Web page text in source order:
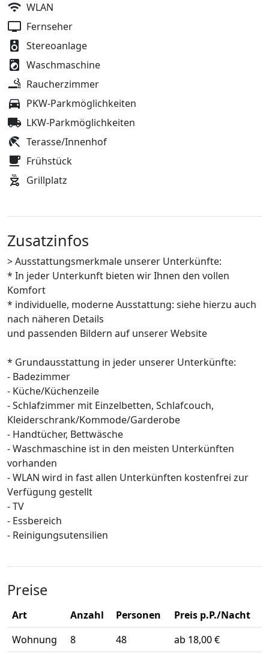
WLAN
Fernseher
Stereoanlage
Waschmaschine
Raucherzimmer
PKW-Parkmöglichkeiten
LKW-Parkmöglichkeiten
Terasse/Innenhof
Frühstück
Grillplatz
Zusatzinfos
> Ausstattungsmerkmale unserer Unterkünfte:
* In jeder Unterkunft bieten wir Ihnen den vollen
Komfort
* individuelle, moderne Ausstattung: siehe hierzu auch
nach näheren Details
und passenden Bildern auf unserer Website
* Grundausstattung in jeder unserer Unterkünfte:
- Badezimmer
- Küche/Küchenzeile
- Schlafzimmer mit Einzelbetten, Schlafcouch,
Kleiderschrank/Kommode/Garderobe
- Handtücher, Bettwäsche
- Waschmaschine ist in den meisten Unterkünften
vorhanden
- WLAN wird in fast allen Unterkünften kostenfrei zur
Verfügung gestellt
- TV
- Essbereich
- Reinigungsutensilien
Preise
Art Anzahl Personen
Preis p.P./Nacht
Wohnung
8 48 ab 18,00 €